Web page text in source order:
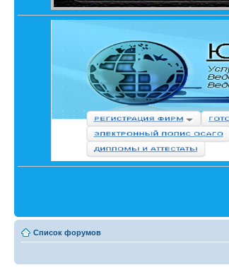
Список форумов